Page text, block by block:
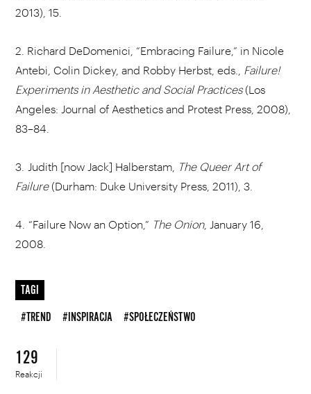
2013), 15.
2. Richard DeDomenici, “Embracing Failure,” in Nicole
Antebi, Colin Dickey, and Robby Herbst, eds.,
Failure!
Experiments in Aesthetic and Social Practices(Los
Angeles: Journal of Aesthetics and Protest Press, 2008),
83–84.
3. Judith [now Jack] Halberstam, The Queer Art of
Failure(Durham: Duke University Press, 2011), 3.
4. “Failure Now an Option,” The Onion, January 16,
2008.
TAGI
#TREND #INSPIRACJA #SPOŁECZEŃSTWO
129
Reakcji